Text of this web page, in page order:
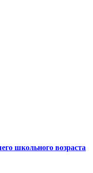
школьного возраста